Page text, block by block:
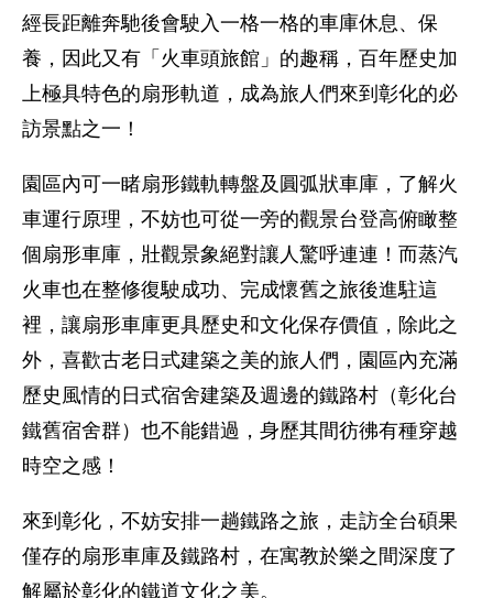
經長距離奔馳後會駛入一格一格的車庫休息、保
養，因此又有「火車頭旅館」的趣稱，百年歷史加
上極具特色的扇形軌道，成為旅人們來到彰化的必
訪景點之一！
園區內可一睹扇形鐵軌轉盤及圓弧狀車庫，了解火
車運行原理，不妨也可從一旁的觀景台登高俯瞰整
個扇形車庫，壯觀景象絕對讓人驚呼連連！而蒸汽
火車也在整修復駛成功、完成懷舊之旅後進駐這
裡，讓扇形車庫更具歷史和文化保存價值，除此之
外，喜歡古老日式建築之美的旅人們，園區內充滿
歷史風情的日式宿舍建築及週邊的鐵路村（彰化台
鐵舊宿舍群）也不能錯過，身歷其間彷彿有種穿越
時空之感！
來到彰化，不妨安排一趟鐵路之旅，走訪全台碩果
僅存的扇形車庫及鐵路村，在寓教於樂之間深度了
解屬於彰化的鐵道文化之美。